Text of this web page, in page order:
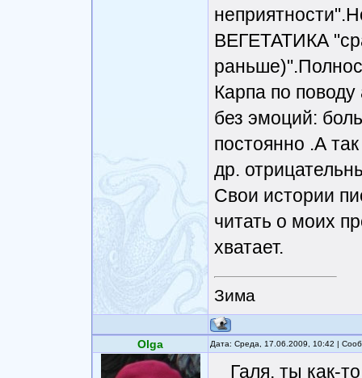
ВЕГЕТАТИКА
Карпа по
без эмоций:
постоянно .А
др.
Свои истории
читать о моих
хватает.
Зима
Olga Дата: Среда, 17.06.2009, 10:42 |
Галя, ты как-